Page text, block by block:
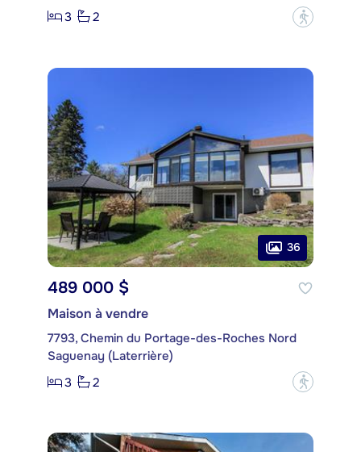
3
2 ?
36
489 000 $
Maison à vendre
7793, Chemin du Portage-des-Roches Nord
Saguenay (Laterrière)
3
2 ?